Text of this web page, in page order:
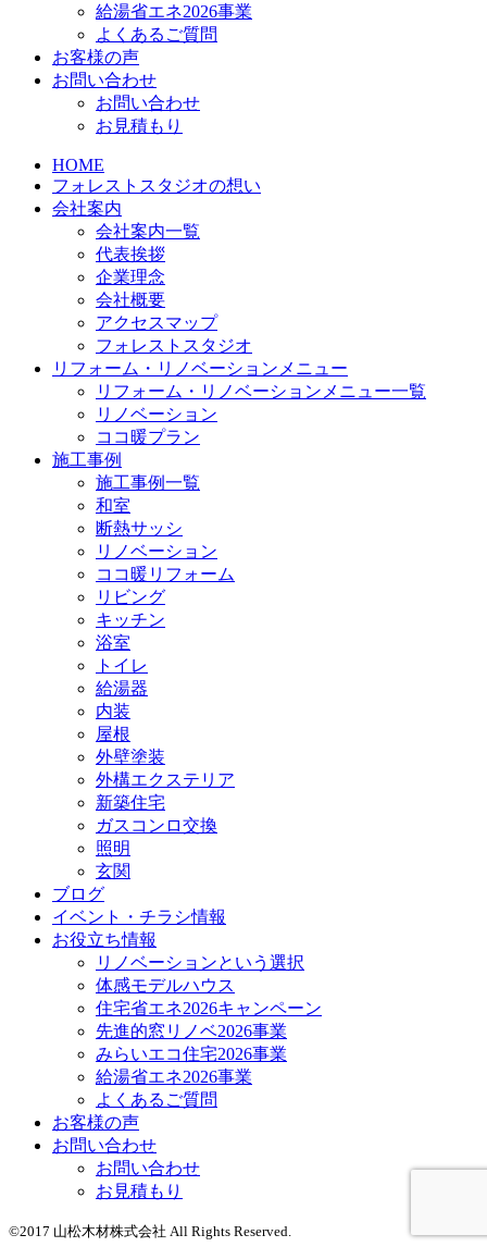
給湯省エネ2026事業
よくあるご質問
お客様の声
お問い合わせ
お問い合わせ
お見積もり
HOME
フォレストスタジオの想い
会社案内
会社案内一覧
代表挨拶
企業理念
会社概要
アクセスマップ
フォレストスタジオ
リフォーム・リノベーションメニュー
リフォーム・リノベーションメニュー一覧
リノベーション
ココ暖プラン
施工事例
施工事例一覧
和室
断熱サッシ
リノベーション
ココ暖リフォーム
リビング
キッチン
浴室
トイレ
給湯器
内装
屋根
外壁塗装
外構エクステリア
新築住宅
ガスコンロ交換
照明
玄関
ブログ
イベント・チラシ情報
お役立ち情報
リノベーションという選択
体感モデルハウス
住宅省エネ2026キャンペーン
先進的窓リノベ2026事業
みらいエコ住宅2026事業
給湯省エネ2026事業
よくあるご質問
お客様の声
お問い合わせ
お問い合わせ
お見積もり
©2017 山松木材株式会社 All Rights Reserved.